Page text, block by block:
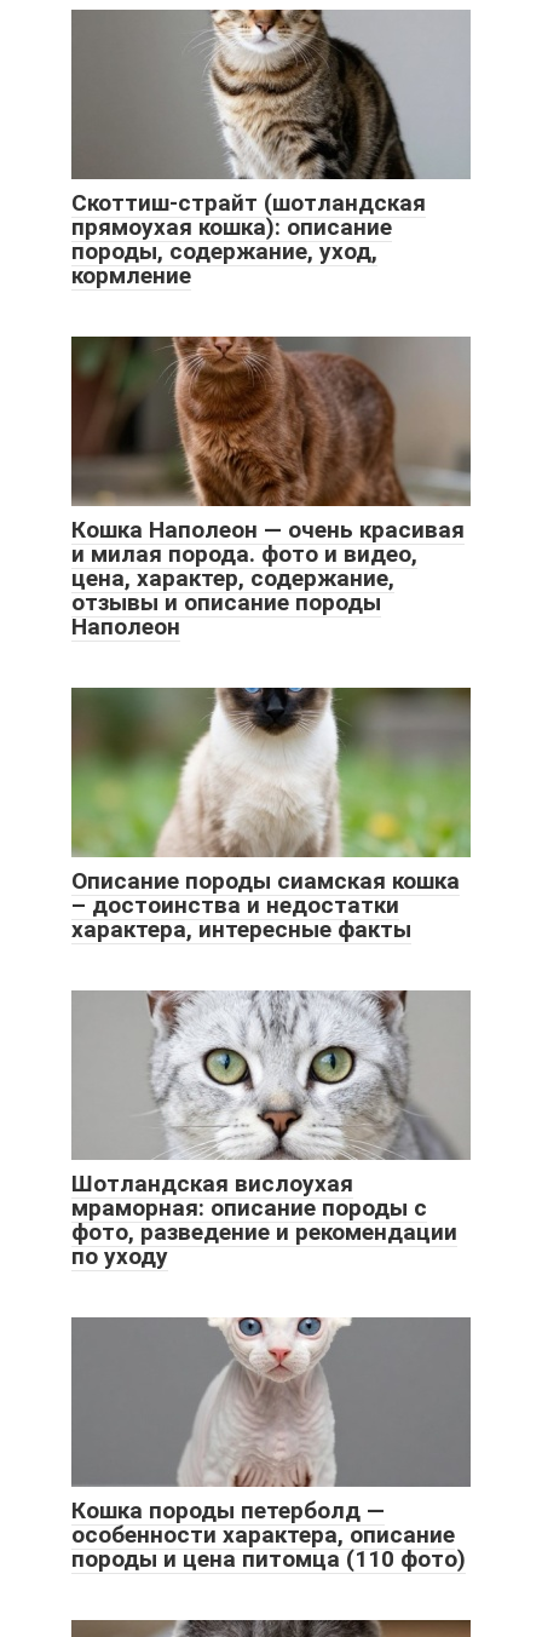
Скоттиш-страйт (шотландская
прямоухая кошка): описание
породы, содержание, уход,
кормление
Кошка Наполеон — очень красивая
и милая порода. фото и видео,
цена, характер, содержание,
отзывы и описание породы
Наполеон
Описание породы сиамская кошка
– достоинства и недостатки
характера, интересные факты
Шотландская вислоухая
мраморная: описание породы с
фото, разведение и рекомендации
по уходу
Кошка породы петерболд —
особенности характера, описание
породы и цена питомца (110 фото)